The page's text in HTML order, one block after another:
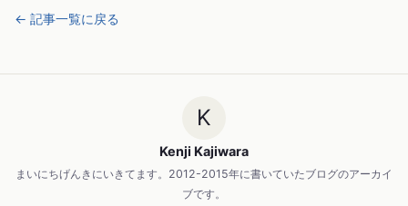
← 記事一覧に戻る
K
Kenji Kajiwara
まいにちげんきにいきてます。2012-2015年に書いていたブログのアーカイ
ブです。